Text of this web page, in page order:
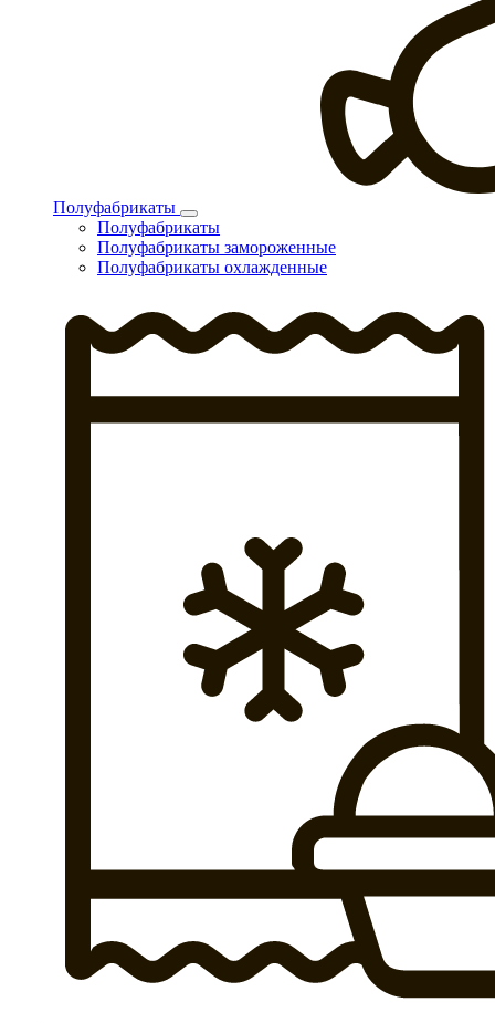
Полуфабрикаты
Полуфабрикаты
Полуфабрикаты замороженные
Полуфабрикаты охлажденные